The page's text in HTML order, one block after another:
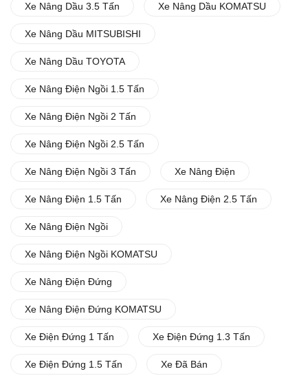
Xe Nâng Dầu 3.5 Tấn Xe Nâng Dầu KOMATSU
Xe Nâng Dầu MITSUBISHI
Xe Nâng Dầu TOYOTA
Xe Nâng Điện Ngồi 1.5 Tấn
Xe Nâng Điện Ngồi 2 Tấn
Xe Nâng Điện Ngồi 2.5 Tấn
Xe Nâng Điện Ngồi 3 Tấn Xe Nâng Điện
Xe Nâng Điện 1.5 Tấn Xe Nâng Điện 2.5 Tấn
Xe Nâng Điện Ngồi
Xe Nâng Điện Ngồi KOMATSU
Xe Nâng Điện Đứng
Xe Nâng Điện Đứng KOMATSU
Xe Điện Đứng 1 Tấn Xe Điện Đứng 1.3 Tấn
Xe Điện Đứng 1.5 Tấn Xe Đã Bán